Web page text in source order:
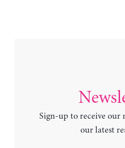
Sign-up to receive our
our latest